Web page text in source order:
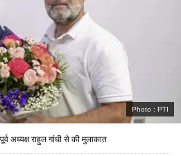
Photo : PTI
अध्यक्ष राहुल गांधी से की मुलाकात